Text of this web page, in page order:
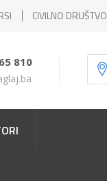
CIVILNO DRUŠTVO
810